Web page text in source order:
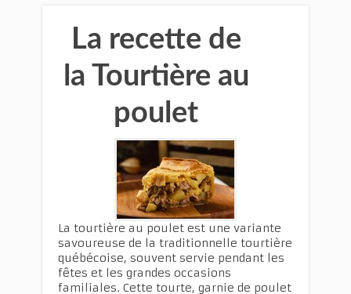
La recette de
la Tourtière au
poulet
La tourtière au poulet est une variante
savoureuse de la traditionnelle tourtière
québécoise, souvent servie pendant les
fêtes et les grandes occasions
familiales. Cette tourte, garnie de poulet